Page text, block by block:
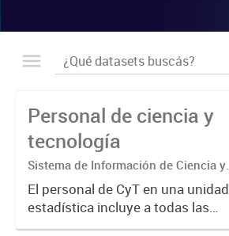
Personal de ciencia y
tecnología
Sistema de Información de Ciencia y
Tecnología Argentino (SICYTAR)
El personal de CyT en una unidad
estadística incluye a todas las
personas involucradas